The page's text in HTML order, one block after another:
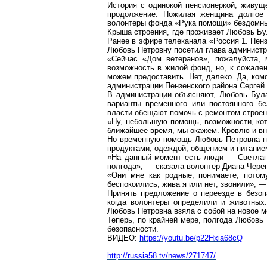
История с одинокой пенсионеркой,
продолжение. Пожилая женщина
волонтеры фонда «Рука помощи»
Крыша строения, где проживает Любовь
Ранее в эфире телеканала «Россия 1.
Любовь Петровну посетил глава
«Сейчас «Дом ветеранов»,
возможность в жилой фонд, но, к
можем предоставить. Нет, далеко. Да,
администрации Пензенского района Сергей
В администрации объясняют, Любовь
варианты временного или постоянного
власти обещают помочь с ремонтом
«Ну, небольшую помощь, возможности,
ближайшее время, мы окажем. Кровлю и
Но временную помощь Любовь Петровна
продуктами, одеждой, общением и
«На данный момент есть люди —
полгода», — сказала волонтер Диана
«Они мне как родные, понимаете,
беспокоились, жива я или нет, звонили»,
Принять предложение о переезде в
когда волонтеры определили и
Любовь Петровна взяла с собой на новое
Теперь, по крайней мере, полгода
безопасности.
ВИДЕО: https://youtu.be/p22Hxia68cQ
http://russia58.tv/news/271747/